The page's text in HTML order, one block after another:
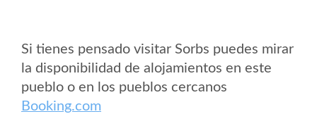
Si tienes pensado visitar Sorbs puedes mirar
la disponibilidad de alojamientos en este
pueblo o en los pueblos cercanos
Booking.com